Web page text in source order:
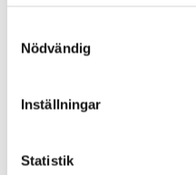
Nödvändig
Inställningar
Statistik
någon av våra
studie- och